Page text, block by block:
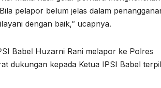
pelapor belum jelas dalam
dengan baik,” ucapnya.
Babel Huzarni Rani melapor ke Polres
dukungan kepada Ketua IPSI Babel